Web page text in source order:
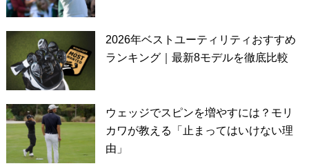
2026年ベストユーティリティおすすめ
ランキング｜最新8モデルを徹底比較
ウェッジでスピンを増やすには？モリ
カワが教える「止まってはいけない理
由」